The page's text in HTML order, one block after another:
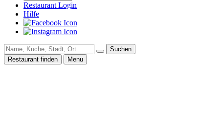
Restaurant Login
Hilfe
Suchen
Restaurant finden
Menu